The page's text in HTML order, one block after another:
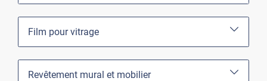
Film pour vitrage
Revêtement mural et mobilier